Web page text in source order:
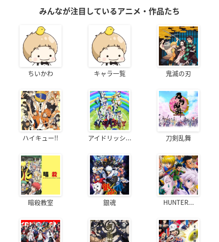
みんなが注目しているアニメ・作品たち
ちいかわ キャラ一覧 鬼滅の刃
ハイキュー!! アイドリッシ... 刀剣乱舞
暗殺教室 銀魂 HUNTER...